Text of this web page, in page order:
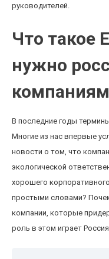
руководителей.
Что такое
нужно
В последние годы
Многие из нас впервые
новости о том, что
экологической
хорошего
простыми словами?
компании, которые
роль в этом играет